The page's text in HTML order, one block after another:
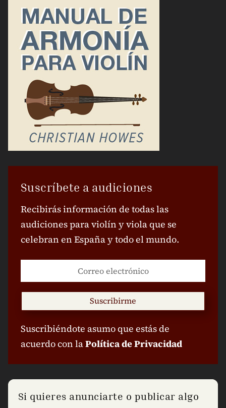
Suscríbete a audiciones
Recibirás información de todas las
audiciones para violín y viola que se
celebran en España y todo el mundo.
Suscribirme
Suscribiéndote asumo que estás de
acuerdo con laPolítica de Privacidad
Si quieres anunciarte o publicar algo